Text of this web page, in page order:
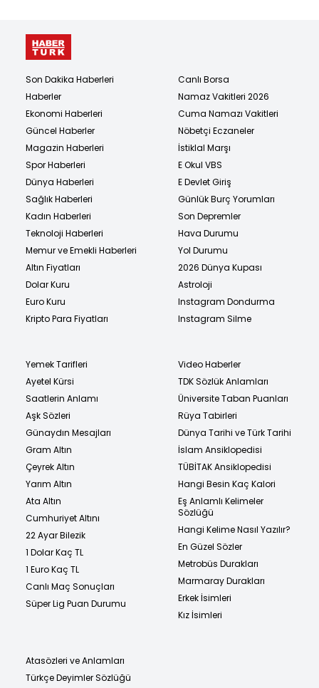
Son Dakika Haberleri
Haberler
Ekonomi Haberleri
Güncel Haberler
Magazin Haberleri
Spor Haberleri
Dünya Haberleri
Sağlık Haberleri
Kadın Haberleri
Teknoloji Haberleri
Memur ve Emekli Haberleri
Altın Fiyatları
Dolar Kuru
Euro Kuru
Kripto Para Fiyatları
Canlı Borsa
Namaz Vakitleri 2026
Cuma Namazı Vakitleri
Nöbetçi Eczaneler
İstiklal Marşı
E Okul VBS
E Devlet Giriş
Günlük Burç Yorumları
Son Depremler
Hava Durumu
Yol Durumu
2026 Dünya Kupası
Astroloji
Instagram Dondurma
Instagram Silme
Yemek Tarifleri
Ayetel Kürsi
Saatlerin Anlamı
Aşk Sözleri
Günaydın Mesajları
Gram Altın
Çeyrek Altın
Yarım Altın
Ata Altın
Cumhuriyet Altını
22 Ayar Bilezik
1 Dolar Kaç TL
1 Euro Kaç TL
Canlı Maç Sonuçları
Süper Lig Puan Durumu
Video Haberler
TDK Sözlük Anlamları
Üniversite Taban Puanları
Rüya Tabirleri
Dünya Tarihi ve Türk Tarihi
İslam Ansiklopedisi
TÜBİTAK Ansiklopedisi
Hangi Besin Kaç Kalori
Eş Anlamlı Kelimeler
Sözlüğü
Hangi Kelime Nasıl Yazılır?
En Güzel Sözler
Metrobüs Durakları
Marmaray Durakları
Erkek İsimleri
Kız İsimleri
Atasözleri ve Anlamları
Türkçe Deyimler Sözlüğü